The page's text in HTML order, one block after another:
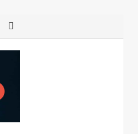
Article Aléatoire